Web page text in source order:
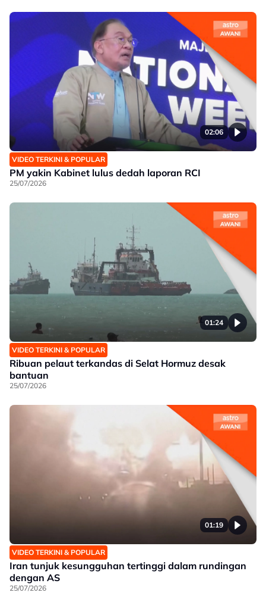
02:06
VIDEO TERKINI & POPULAR
PM yakin Kabinet lulus dedah laporan RCI
25/07/2026
01:24
VIDEO TERKINI & POPULAR
Ribuan pelaut terkandas di Selat Hormuz desak
bantuan
25/07/2026
01:19
VIDEO TERKINI & POPULAR
Iran tunjuk kesungguhan tertinggi dalam rundingan
dengan AS
25/07/2026